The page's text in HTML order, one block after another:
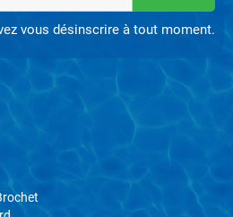
vous désinscrire à tout moment.